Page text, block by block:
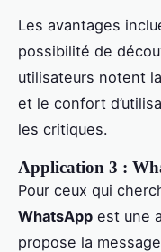
Les avantages
possibilité de
utilisateurs notent
et le confort
les critiques.
Application 3 :
Pour ceux qui
WhatsApp est une
propose la